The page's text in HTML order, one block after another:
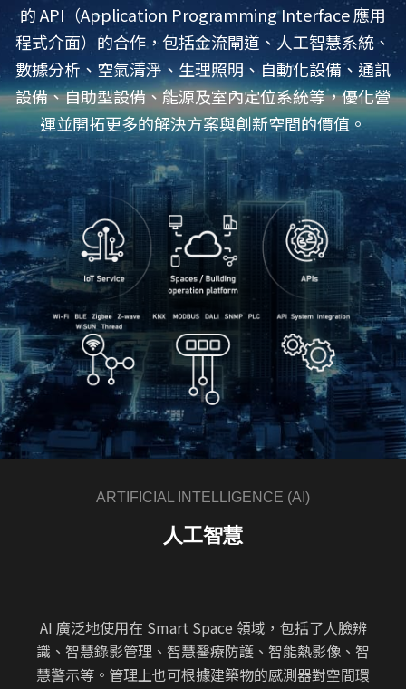
的 API（Application Programming Interface 應用
程式介面）的合作，包括金流閘道、人工智慧系統、
數據分析、空氣清淨、生理照明、自動化設備、通訊
設備、自助型設備、能源及室內定位系統等，優化營
運並開拓更多的解決方案與創新空間的價值。
ARTIFICIAL INTELLIGENCE (AI)
人工智慧
AI 廣泛地使用在 Smart Space 領域，包括了人臉辨
識、智慧錄影管理、智慧醫療防護、智能熱影像、智
慧警示等。管理上也可根據建築物的感測器對空間環